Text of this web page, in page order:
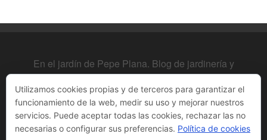
En el jardín de Pepe Plana. Blog de jardinería y
paisajismo Pepeplana.com
CONSULTORIO by STIHL
Política de cookies
CUIDAPLANTAS.COM
En el jardín de Pepe Plana,
Utilizamos cookies propias y de terceros para garantizar el
funcionamiento de la web, medir su uso y mejorar nuestros
servicios. Puede aceptar todas las cookies, rechazar las no
necesarias o configurar sus preferencias. Política de cookies